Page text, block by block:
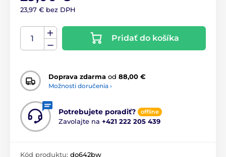
23,97 € bez DPH
Pridať do košíka
Doprava zdarma od 88,00 €
Možnosti doručenia ›
Potrebujete poradiť? offline
Zavolajte na +421 222 205 439
Kód produktu: do642bw